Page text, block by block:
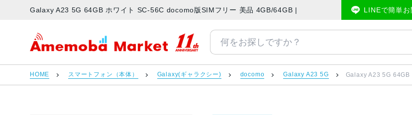
Galaxy A23 5G 64GB ホワイト SC-56C docomo版SIMフリー 美品 4GB/64GB | 中古スマホ販売のアメモバマーケ
LINEで簡単
アメモバマーケット
HOME スマートフォン（本体） Galaxy(ギャラクシー) docomo Galaxy A23 5G Galaxy A23 5G 64GB